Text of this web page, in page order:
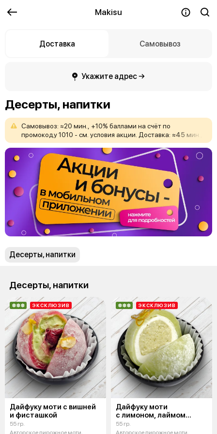
Makisu
Доставка Самовывоз
Укажите адрес →
Десерты, напитки
Самовывоз: ≈20 мин., +10% баллами на счётпо
промокоду1010 - см. условия акции. Доставка: ≈45 мин.,
стоимость-200₽.ВpushилиСМСпридётточноевремя
готовности,
рассчитанноедля Вашегозаказа.
Десерты, напитки
Десерты, напитки
❄️❄️❄️ ЭКСКЛЮЗИВ
Дайфуку моти с вишней
и фисташкой
55 гр.
Авторское пирожное моти.
❄️❄️❄️ ЭКСКЛЮЗИВ
Дайфуку моти
с лимоном, лаймом
и тархуном
55 гр.
Авторское пирожное моти.